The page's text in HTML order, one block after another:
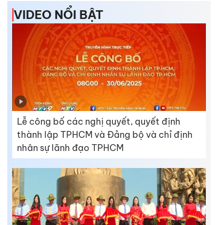
VIDEO NỔI BẬT
Lễ công bố các nghị quyết, quyết định
thành lập TPHCM và Đảng bộ và chỉ định
nhân sự lãnh đạo TPHCM